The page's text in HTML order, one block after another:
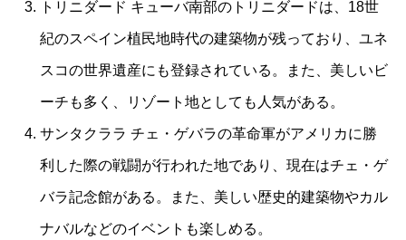
トリニダード キューバ南部のトリニダードは、18世
紀のスペイン植民地時代の建築物が残っており、ユネ
スコの世界遺産にも登録されている。また、美しいビ
ーチも多く、リゾート地としても人気がある。
サンタクララ チェ・ゲバラの革命軍がアメリカに勝
利した際の戦闘が行われた地であり、現在はチェ・ゲ
バラ記念館がある。また、美しい歴史的建築物やカル
ナバルなどのイベントも楽しめる。